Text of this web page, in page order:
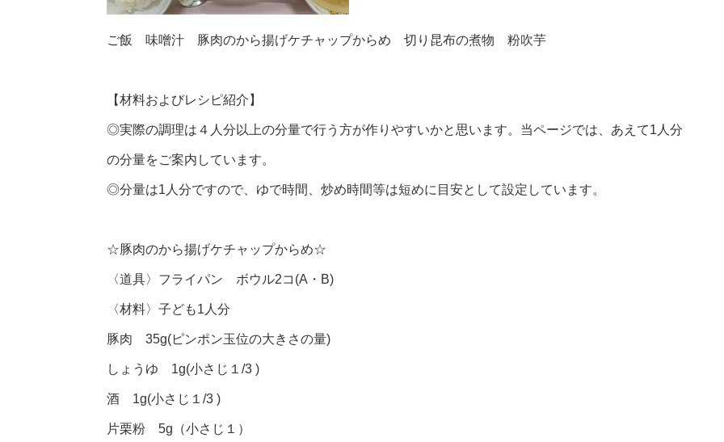
ご飯 味噌汁 豚肉のから揚げケチャップからめ 切り昆布の煮物 粉吹芋
【材料およびレシピ紹介】
◎実際の調理は４人分以上の分量で行う方が作りやすいかと思います。当ページでは、あえて1人分
の分量をご案内しています。
◎分量は1人分ですので、ゆで時間、炒め時間等は短めに目安として設定しています。
☆豚肉のから揚げケチャップからめ☆
〈道具〉フライパン ボウル2コ(A・B)
〈材料〉子ども1人分
豚肉 35g(ピンポン玉位の大きさの量)
しょうゆ 1g(小さじ１/3 )
酒 1g(小さじ１/3 )
片栗粉 5g（小さじ１）